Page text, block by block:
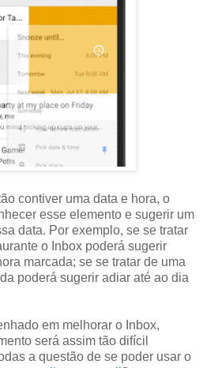
contiver uma data e hora, o
esse elemento e sugerir um
data. Por exemplo, se se tratar
o Inbox poderá sugerir
marcada; se se tratar de uma
poderá sugerir adiar até ao dia
em melhorar o Inbox,
será assim tão difícil
a questão de se poder usar o